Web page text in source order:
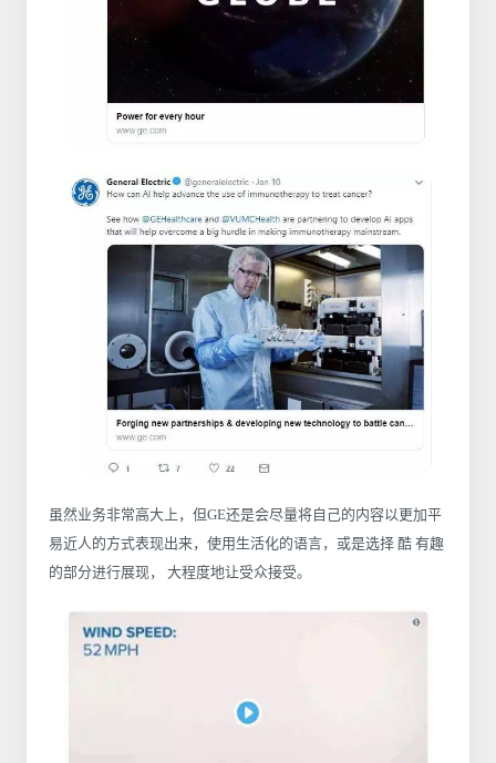
虽然业务非常高大上，但GE还是会尽量将自己的内容以更加平
易近人的方式表现出来，使用生活化的语言，或是选择 酷 有趣
的部分进行展现， 大程度地让受众接受。